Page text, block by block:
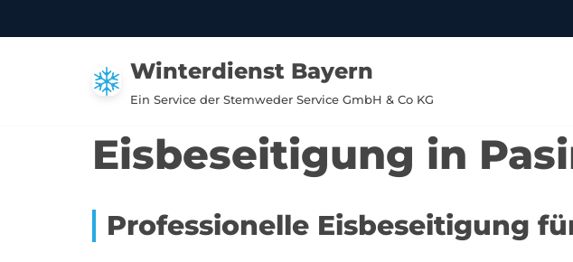
Winterdienst Bayern
Ein Service der Stemweder Service GmbH & Co KG
Eisbeseitigung in
Professionelle Eisbeseitigung